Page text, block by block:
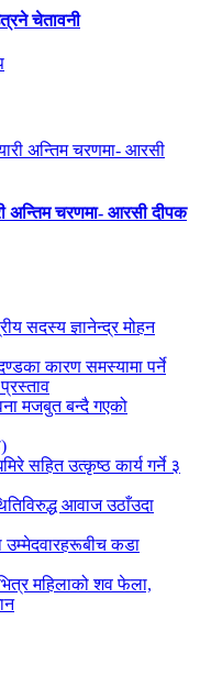
चेतावनी
अन्तिम चरणमा- आरसी दीपक
सदस्य ज्ञानेन्द्र मोहन
कारण समस्यामा पर्ने
मजबुत बन्दै गएको
सहित उत्कृष्ठ कार्य गर्ने ३
आवाज उठाँउदा
उम्मेदवारहरूबीच कडा
महिलाको शव फेला,